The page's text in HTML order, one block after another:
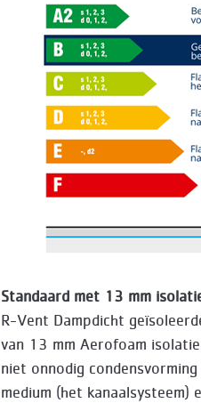
Standaard met 13 mm
R-Vent Dampdicht
van 13 mm Aerofoam
niet onnodig
medium (het kanaalsysteem)